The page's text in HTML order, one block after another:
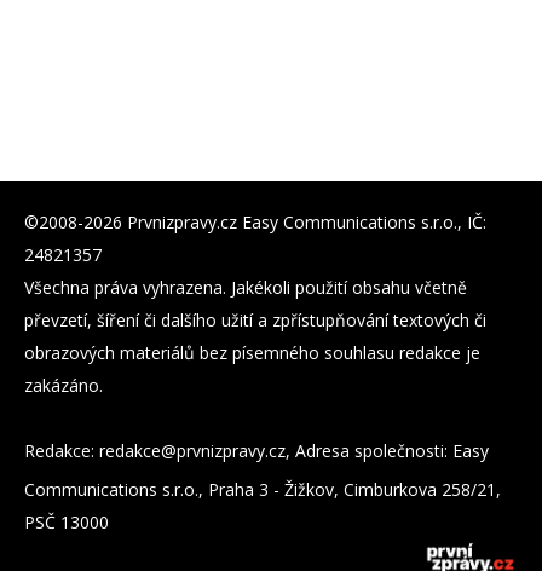
©2008-2026 Prvnizpravy.cz Easy Communications s.r.o., IČ:
24821357
Všechna práva vyhrazena. Jakékoli použití obsahu včetně
převzetí, šíření či dalšího užití a zpřístupňování textových či
obrazových materiálů bez písemného souhlasu redakce je
zakázáno.
Redakce: zc.yvarpzinvrp@eckader, Adresa společnosti: Easy
Communications s.r.o., Praha 3 - Žižkov, Cimburkova 258/21,
PSČ 13000